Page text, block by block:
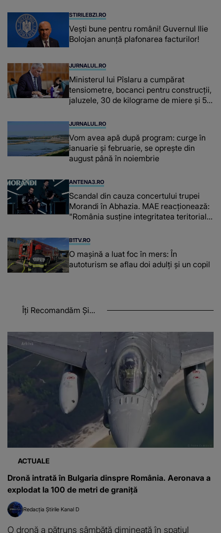
STIRILEBZI.RO
Vești bune pentru români! Guvernul Ilie
Bolojan anunță plafonarea facturilor!
JURNALUL.RO
Ministerul lui Pîslaru a cumpărat
tensiometre, bocanci pentru construcții,
jaluzele, 30 de kilograme de miere și 50
JURNALUL.RO
Vom avea apă după program: curge în
ianuarie și februarie, se oprește din
august până în noiembrie
ANTENA3.RO
Scandal din cauza concertului trupei
Morandi în Abhazia. MAE reacționează:
"România susține integritatea teritorială
B1TV.RO
O maşină a luat foc în mers: În
autoturism se aflau doi adulți și un copil
Îți Recomandăm Și...
ACTUALE
Dronă intrată în Bulgaria dinspre România. Aeronava a
explodat la 100 de metri de graniță
Redacția Știrile Kanal D
O dronă a pătruns sâmbătă dimineață în spațiul